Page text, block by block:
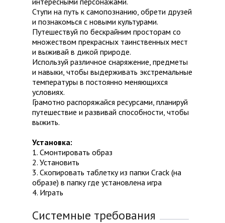
Ступи на путь к самопознанию, обрети друзей
и познакомься с новыми культурами.
Путешествуй по бескрайним просторам со
множеством прекрасных таинственных мест
и выживай в дикой природе.
Используй различное снаряжение, предметы
и навыки, чтобы выдерживать экстремальные
температуры в постоянно меняющихся
условиях.
Грамотно распоряжайся ресурсами, планируй
путешествие и развивай способности, чтобы
выжить.
Установка:
1. Смонтировать образ
2. Установить
3. Скопировать таблетку из папки Crack (на
образе) в папку где установлена игра
4. Играть
Системные требования